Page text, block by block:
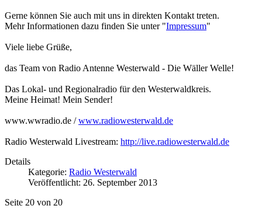
Gerne können Sie auch mit uns in direkten Kontakt treten.
Mehr Informationen dazu finden Sie unter "Impressum"
Viele liebe Grüße,
das Team von Radio Antenne Westerwald - Die Wäller Welle!
Das Lokal- und Regionalradio für den Westerwaldkreis.
Meine Heimat! Mein Sender!
www.wwradio.de /www.radiowesterwald.de
Radio Westerwald Livestream: http://live.radiowesterwald.de
Details
Kategorie: Radio Westerwald
Veröffentlicht: 26. September 2013
Seite 20 von 20